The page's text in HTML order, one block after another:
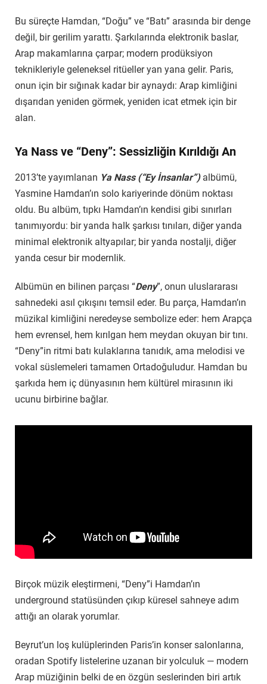
Bu süreçte Hamdan, “Doğu” ve “Batı” arasında bir denge
değil, bir gerilim yarattı. Şarkılarında elektronik baslar,
Arap makamlarına çarpar; modern prodüksiyon
teknikleriyle geleneksel ritüeller yan yana gelir. Paris,
onun için bir sığınak kadar bir aynaydı: Arap kimliğini
dışarıdan yeniden görmek, yeniden icat etmek için bir
alan.
Ya Nass ve “Deny”: Sessizliğin Kırıldığı An
2013’te yayımlanan Ya Nass (“Ey İnsanlar”)albümü,
Yasmine Hamdan’ın solo kariyerinde dönüm noktası
oldu. Bu albüm, tıpkı Hamdan’ın kendisi gibi sınırları
tanımıyordu: bir yanda halk şarkısı tınıları, diğer yanda
minimal elektronik altyapılar; bir yanda nostalji, diğer
yanda cesur bir modernlik.
Albümün en bilinen parçası “Deny”, onun uluslararası
sahnedeki asıl çıkışını temsil eder. Bu parça, Hamdan’ın
müzikal kimliğini neredeyse sembolize eder: hem Arapça
hem evrensel, hem kırılgan hem meydan okuyan bir tını.
“Deny”in ritmi batı kulaklarına tanıdık, ama melodisi ve
vokal süslemeleri tamamen Ortadoğuludur. Hamdan bu
şarkıda hem iç dünyasının hem kültürel mirasının iki
ucunu birbirine bağlar.
Birçok müzik eleştirmeni, “Deny”i Hamdan’ın
underground statüsünden çıkıp küresel sahneye adım
attığı an olarak yorumlar.
Beyrut’un loş kulüplerinden Paris’in konser salonlarına,
oradan Spotify listelerine uzanan bir yolculuk — modern
Arap müziğinin belki de en özgün seslerinden biri artık